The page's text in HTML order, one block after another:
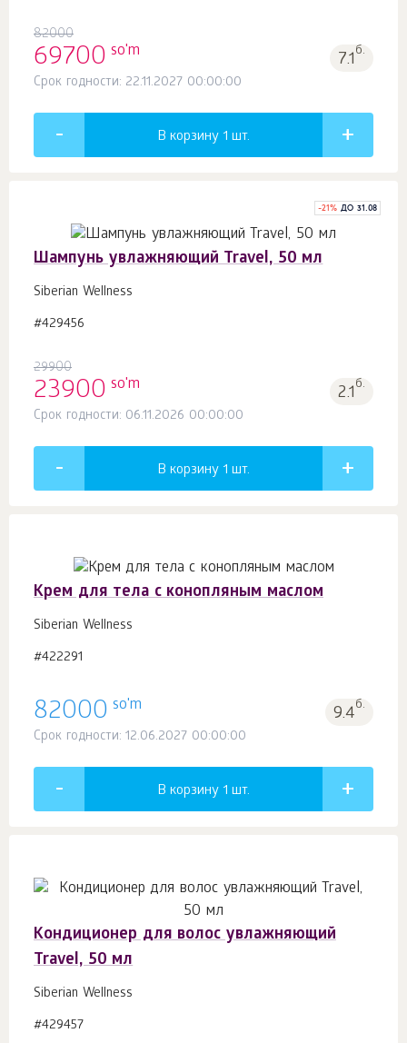
82000
69700 so'm 7.1б.
Срок годности: 22.11.2027 00:00:00
В корзину 1 шт.
-21% ДО 31.08
Шампунь увлажняющий Travel, 50 мл
Siberian Wellness
#429456
29900
23900 so'm 2.1б.
Срок годности: 06.11.2026 00:00:00
В корзину 1 шт.
Крем для тела с конопляным маслом
Siberian Wellness
#422291
82000 so'm 9.4б.
Срок годности: 12.06.2027 00:00:00
В корзину 1 шт.
Кондиционер для волос увлажняющий
Travel, 50 мл
Siberian Wellness
#429457